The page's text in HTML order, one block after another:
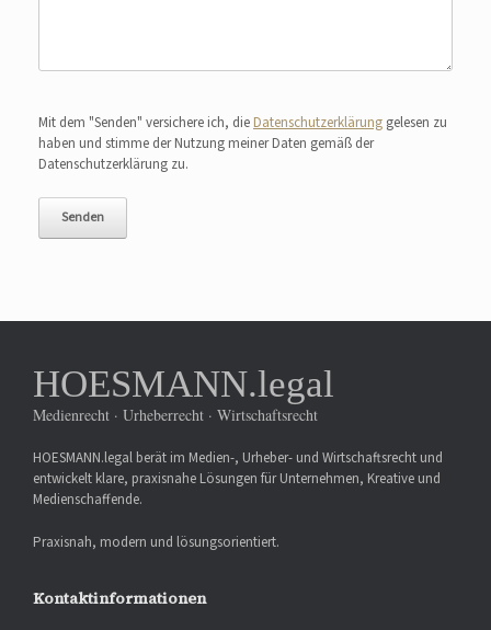
Mit dem "Senden" versichere ich, die Datenschutzerklärung gelesen zu
haben und stimme der Nutzung meiner Daten gemäß der
Datenschutzerklärung zu.
HOESMANN.legal
Medienrecht · Urheberrecht · Wirtschaftsrecht
HOESMANN.legal berät im Medien-, Urheber- und Wirtschaftsrecht und
entwickelt klare, praxisnahe Lösungen für Unternehmen, Kreative und
Medienschaffende.
Praxisnah, modern und lösungsorientiert.
Kontaktinformationen